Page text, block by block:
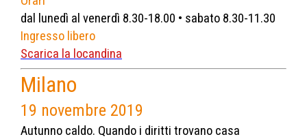
dal lunedì al venerdì 8.30-18.00 • sabato 8.30-11.30
Ingresso libero
Scarica la locandina
Milano
19 novembre 2019
Autunno caldo. Quando i diritti trovano casa